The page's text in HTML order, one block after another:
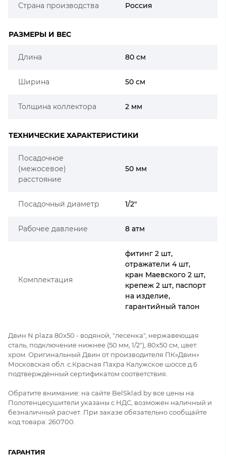
Страна производства Россия
РАЗМЕРЫ И ВЕС
Длина 80 см
Ширина 50 см
Толщина коллектора 2 мм
ТЕХНИЧЕСКИЕ ХАРАКТЕРИСТИКИ
Посадочное
(межосевое)
расстояние
50 мм
Посадочный диаметр 1/2"
Рабочее давление 8 атм
Комплектация
фитинг 2 шт,
отражатели 4 шт,
кран Маевского 2 шт,
крепеж 2 шт, паспорт
на изделие,
гарантийный талон
Двин N plaza 80x50 - водяной, "лесенка", нержавеющая
сталь, подключение нижнее (50 мм, 1/2"), 80x50 см, цвет:
хром. Оригинальный Двин от производителя ПК»Двин»
Московская обл. с.Красная Пахра Калужское шоссе д.6
подтверждённый сертификатом соответствия.
Обратите внимание: на сайте BelSklad.by все цены на
Полотенцесушители указаны с НДС, возможен наличный и
безналичный расчет. При заказе обязательно сообщайте
код товара: 260700.
ГАРАНТИЯ